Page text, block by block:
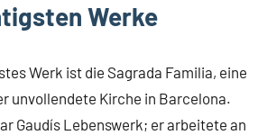
Werke
Werk ist die Sagrada Familia, eine
unvollendete Kirche in Barcelona.
Gaudís Lebenswerk; er arbeitete an